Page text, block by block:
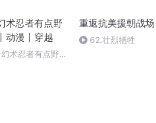
术忍者有点野
动漫丨穿越
术忍者有点野-
重返抗美援朝战场
62.壮烈牺牲